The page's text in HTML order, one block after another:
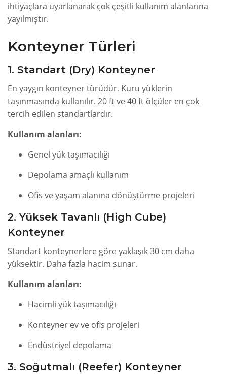
ihtiyaçlara uyarlanarak çok çeşitli kullanım alanlarına
yayılmıştır.
Konteyner Türleri
1. Standart (Dry) Konteyner
En yaygın konteyner türüdür. Kuru yüklerin
taşınmasında kullanılır. 20 ft ve 40 ft ölçüler en çok
tercih edilen standartlardır.
Kullanım alanları:
Genel yük taşımacılığı
Depolama amaçlı kullanım
Ofis ve yaşam alanına dönüştürme projeleri
2. Yüksek Tavanlı (High Cube)
Konteyner
Standart konteynerlere göre yaklaşık 30 cm daha
yüksektir. Daha fazla hacim sunar.
Kullanım alanları:
Hacimli yük taşımacılığı
Konteyner ev ve ofis projeleri
Endüstriyel depolama
3. Soğutmalı (Reefer) Konteyner